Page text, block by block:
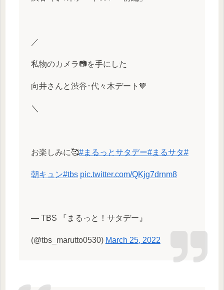
／
私物のカメラ📷を手にした
向井さんと渋谷･代々木デート🧡
＼
お楽しみに🥰#まるっとサタデー#まるサタ#
朝キュン#tbs pic.twitter.com/QKjg7drnm8
— TBS 『まるっと！サタデー』
(@tbs_marutto0530) March 25, 2022